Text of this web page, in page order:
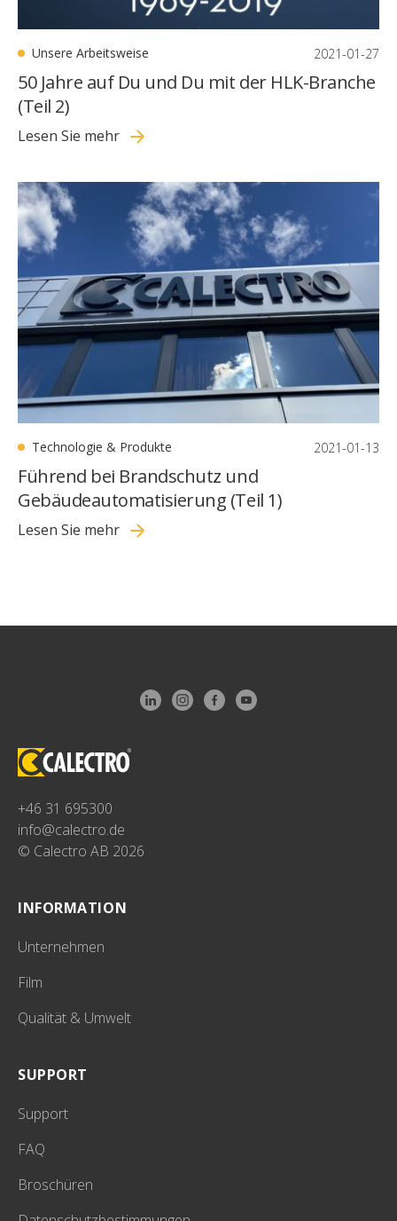
Unsere Arbeitsweise 2021-01-27
50 Jahre auf Du und Du mit der HLK-Branche
(Teil 2)
Lesen Sie mehr
Technologie & Produkte 2021-01-13
Führend bei Brandschutz und
Gebäudeautomatisierung (Teil 1)
Lesen Sie mehr
+46 31 695300
info@calectro.de
© Calectro AB 2026
INFORMATION
Unternehmen
Film
Qualität & Umwelt
SUPPORT
Support
FAQ
Broschüren